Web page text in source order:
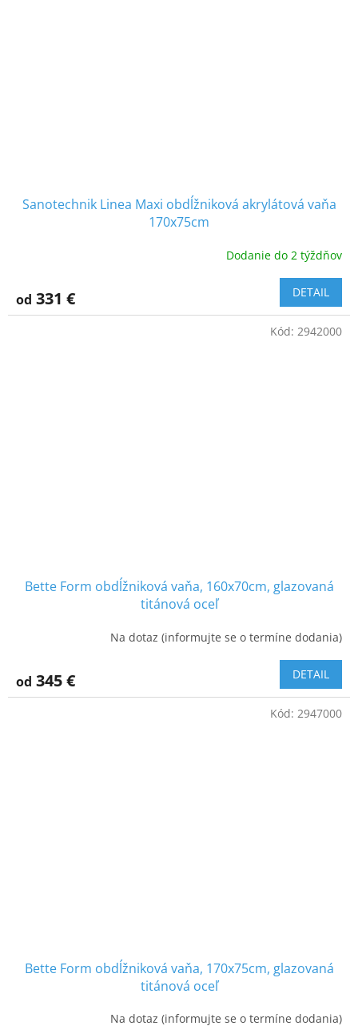
Sanotechnik Linea Maxi obdĺžniková akrylátová vaňa
170x75cm
Dodanie do 2 týždňov
od 331 € DETAIL
Bette Form obdĺžniková vaňa, 160x70cm, glazovaná
titánová oceľ
Na dotaz (informujte se o termíne dodania)
od 345 € DETAIL
Kód: 2942000
Bette Form obdĺžniková vaňa, 170x75cm, glazovaná
titánová oceľ
Na dotaz (informujte se o termíne dodania)
Kód: 2947000